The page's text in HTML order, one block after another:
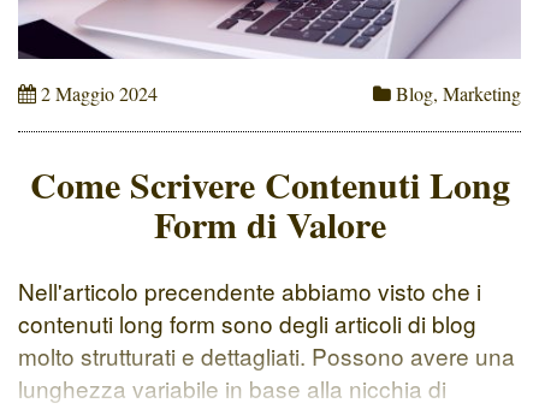
2 Maggio 2024 Blog, Marketing
Come Scrivere Contenuti Long
Form di Valore
Nell'articolo precendente abbiamo visto che i
contenuti long form sono degli articoli di blog
molto strutturati e dettagliati. Possono avere una
lunghezza variabile in base alla nicchia di